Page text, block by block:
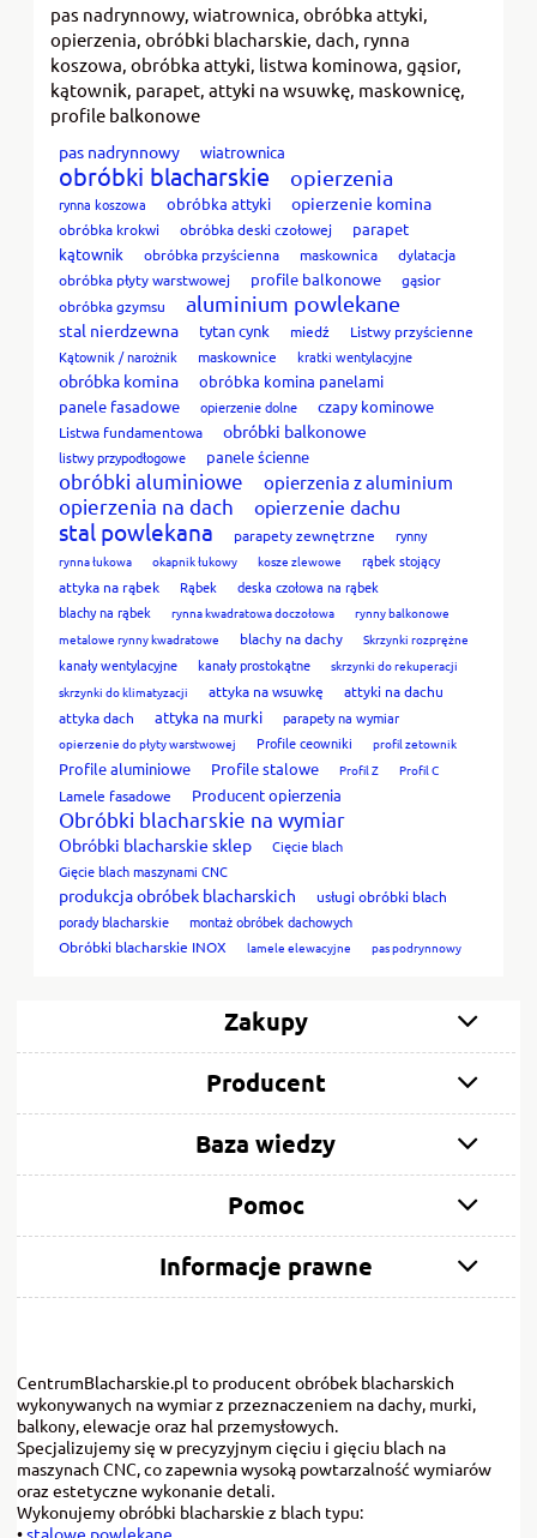
pas nadrynnowy, wiatrownica, obróbka attyki,
opierzenia, obróbki blacharskie, dach, rynna
koszowa, obróbka attyki, listwa kominowa, gąsior,
kątownik, parapet, attyki na wsuwkę, maskownicę,
profile balkonowe
pas nadrynnowy wiatrownica
obróbki blacharskie opierzenia
rynna koszowa obróbka attyki opierzenie komina
obróbka krokwi obróbka deski czołowej
parapet
kątownik
obróbka przyścienna maskownica
dylatacja
obróbka płyty warstwowej
profile balkonowe
gąsior
obróbka gzymsu
aluminium powlekane
stal nierdzewna tytan cynk miedź
Listwy przyścienne
Kątownik / narożnik
maskownice kratki wentylacyjne
obróbka komina
obróbka komina panelami
panele fasadowe
opierzenie dolne czapy kominowe
Listwa fundamentowa obróbki balkonowe
listwy przypodłogowe panele ścienne
obróbki aluminiowe opierzenia z aluminium
opierzenia na dach opierzenie dachu
stal powlekana parapety zewnętrzne rynny
rynna łukowa okapnik łukowy kosze zlewowe
rąbek stojący
attyka na rąbek
Rąbek
deska czołowa na rąbek
blachy na rąbek
rynna kwadratowa doczołowa
rynny balkonowe
metalowe rynny kwadratowe
blachy na dachy Skrzynki rozprężne
kanały wentylacyjne kanały prostokątne
skrzynki do rekuperacji
skrzynki do klimatyzacji
attyka na wsuwkę
attyki na dachu
attyka dach
attyka na murki parapety na wymiar
opierzenie do płyty warstwowej Profile ceowniki profil zetownik
Profile aluminiowe Profile stalowe Profil Z Profil C
Lamele fasadowe Producent opierzenia
Obróbki blacharskie na wymiar
Obróbki blacharskie sklep
Cięcie blach
Gięcie blach maszynami CNC
produkcja obróbek blacharskich
usługi obróbki blach
porady blacharskie
montaż obróbek dachowych
Obróbki blacharskie INOX
lamele elewacyjne pas podrynnowy
Zakupy
Producent
Baza wiedzy
Pomoc
Informacje prawne
CentrumBlacharskie.pl to producent obróbek blacharskich
wykonywanych na wymiar z przeznaczeniem na dachy, murki,
balkony, elewacje oraz hal przemysłowych.
Specjalizujemy się w precyzyjnym cięciu i gięciu blach na
maszynach CNC, co zapewnia wysoką powtarzalność wymiarów
oraz estetyczne wykonanie detali.
Wykonujemy obróbki blacharskie z blach typu:
•stalowe powlekane